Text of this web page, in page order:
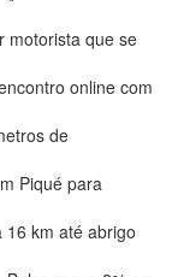
motorista que se
online com
de
Piqué para
km até abrigo